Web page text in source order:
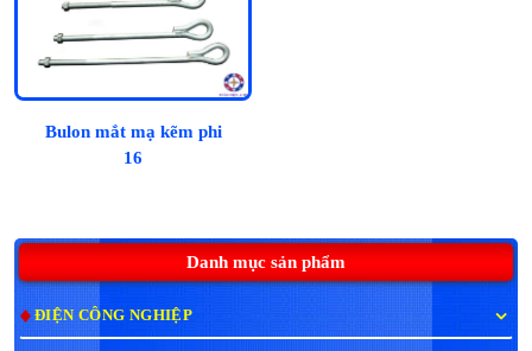
Danh mục sản phẩm
ĐIỆN CÔNG NGHIỆP
Bulon mắt mạ kẽm phi
16